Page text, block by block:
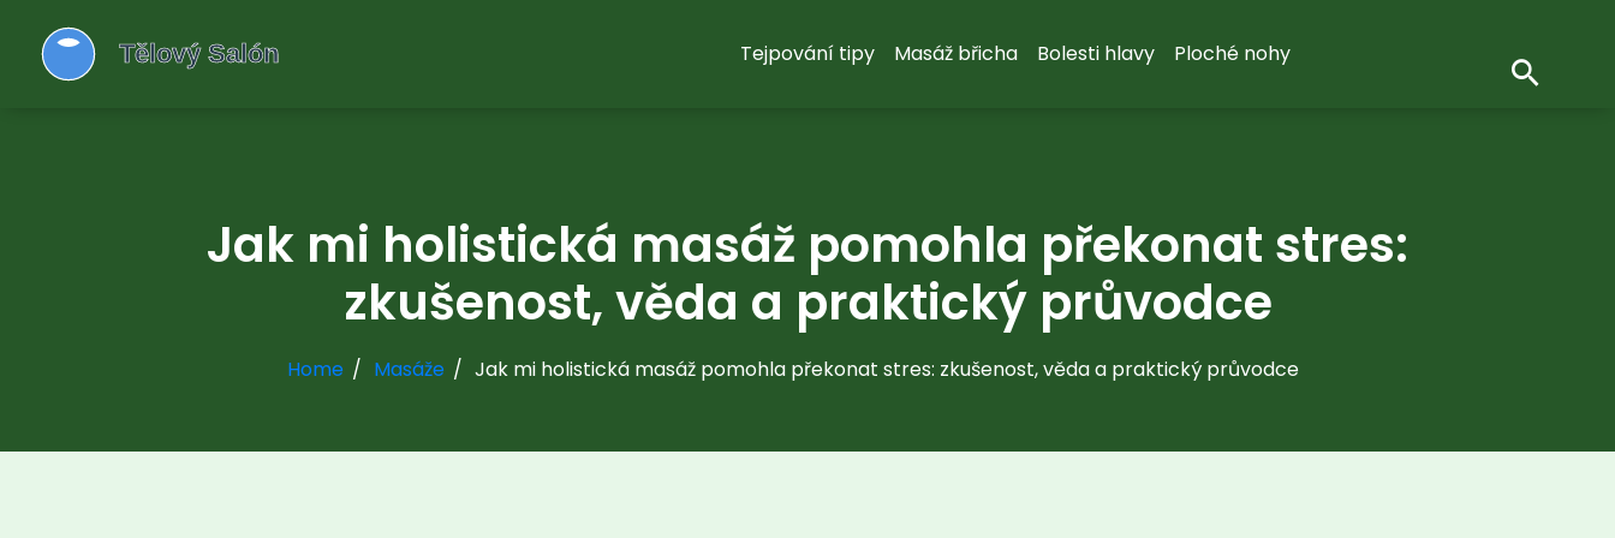
Tejpování tipy Masáž břicha Bolesti hlavy Ploché nohy
Jak mi holistická masáž pomohla překonat stres:
zkušenost, věda a praktický průvodce
Home Masáže Jak mi holistická masáž pomohla překonat stres: zkušenost, věda a praktický průvodce